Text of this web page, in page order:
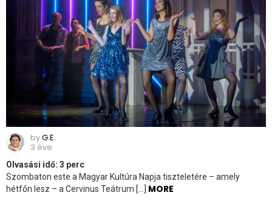
byG.E.
3 éve
Olvasási idő: 3 perc
Szombaton este a Magyar Kultúra Napja tiszteletére – amely
hétfőn lesz – a Cervinus Teátrum […] MORE